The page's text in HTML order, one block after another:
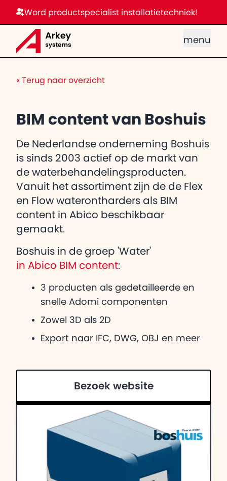
Word productspecialist installatietechniek!
menu
« Terug naar overzicht
BIM content van Boshuis
De Nederlandse onderneming Boshuis
is sinds 2003 actief op de markt van
de waterbehandelingsproducten.
Vanuit het assortiment zijn de de Flex
en Flow waterontharders als BIM
content in Abico beschikbaar
gemaakt.
Boshuis in de groep 'Water'
in Abico BIM content:
3 producten als gedetailleerde en
snelle Adomi componenten
Zowel 3D als 2D
Export naar IFC, DWG, OBJ en meer
Bezoek website